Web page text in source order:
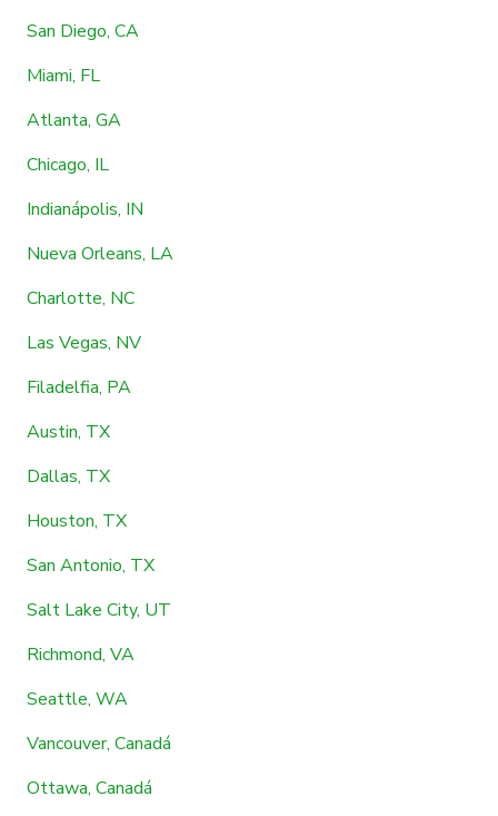
San Diego, CA
Miami, FL
Atlanta, GA
Chicago, IL
Indianápolis, IN
Nueva Orleans, LA
Charlotte, NC
Las Vegas, NV
Filadelfia, PA
Austin, TX
Dallas, TX
Houston, TX
San Antonio, TX
Salt Lake City, UT
Richmond, VA
Seattle, WA
Vancouver, Canadá
Ottawa, Canadá